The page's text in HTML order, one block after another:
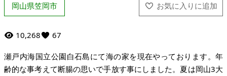
岡山県笠岡市
10,268 67
瀬戸内海国立公園白石島にて海の家を現在やっております。年
齢的な事考えて断腸の思いで手放す事にしました。夏は岡山3大